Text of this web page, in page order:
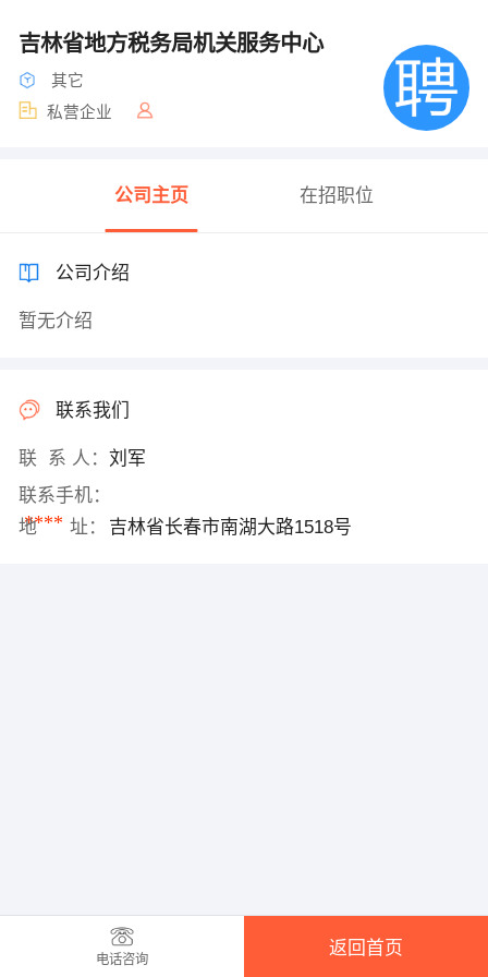
吉林省地方税务局机关服务中心
其它
私营企业
公司主页 在招职位
公司介绍
暂无介绍
联系我们
联 系 人： 刘军
联系手机：
****
地 址： 吉林省长春市南湖大路1518号
电话咨询
返回首页